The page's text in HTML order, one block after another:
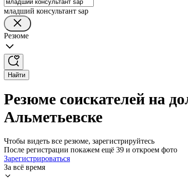
младший консультант sap
Резюме
Найти
Резюме соискателей на
Альметьевске
Чтобы видеть все резюме, зарегистрируйтесь
После регистрации покажем ещё 39 и откроем фото
Зарегистрироваться
За всё время